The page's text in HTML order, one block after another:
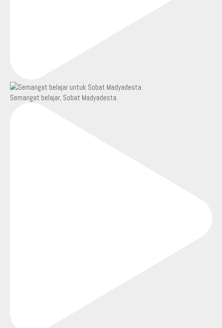
Semangat belajar, Sobat Madyadesta.